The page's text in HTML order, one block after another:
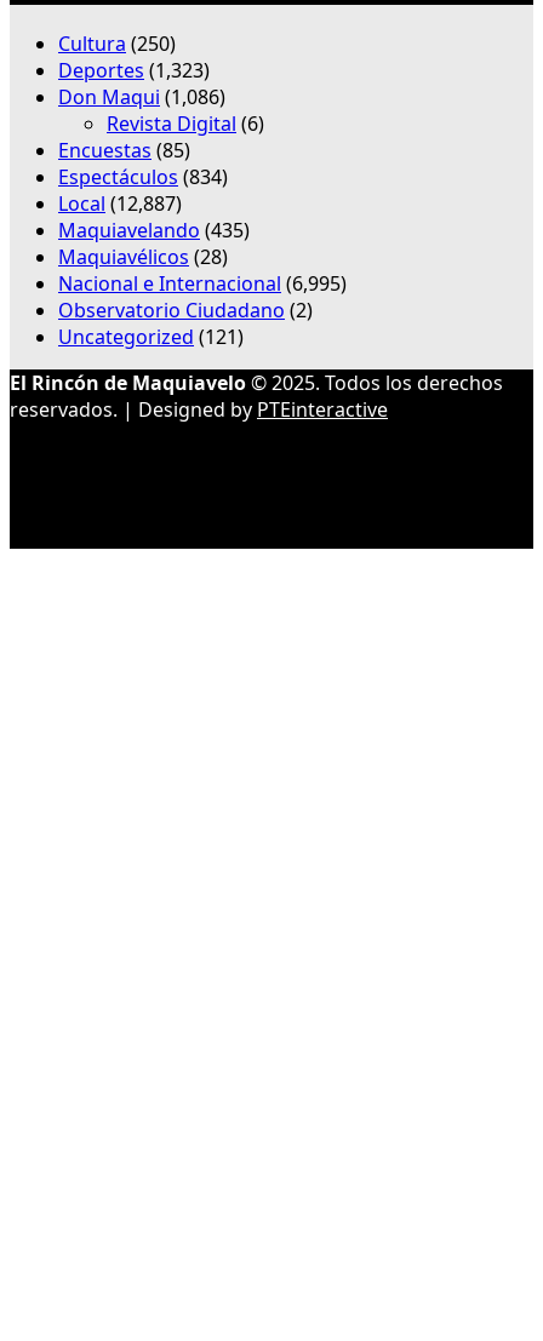
Cultura (250)
Deportes (1,323)
Don Maqui (1,086)
Revista Digital (6)
Encuestas (85)
Espectáculos (834)
Local (12,887)
Maquiavelando (435)
Maquiavélicos (28)
Nacional e Internacional (6,995)
Observatorio Ciudadano (2)
Uncategorized (121)
El Rincón de Maquiavelo© 2025. Todos los derechos
reservados. | Designed by PTEinteractive